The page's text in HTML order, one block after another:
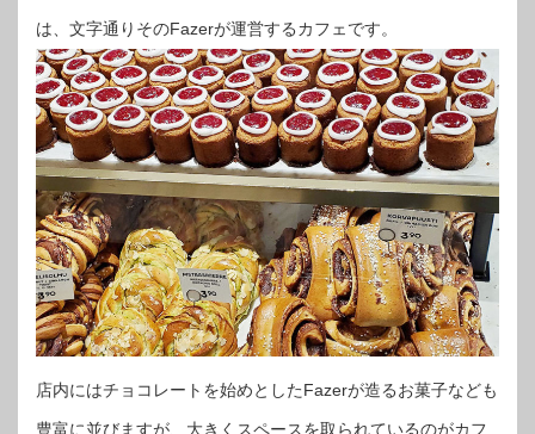
は、文字通りそのFazerが運営するカフェです。
店内にはチョコレートを始めとしたFazerが造るお菓子なども
豊富に並びますが、大きくスペースを取られているのがカフ